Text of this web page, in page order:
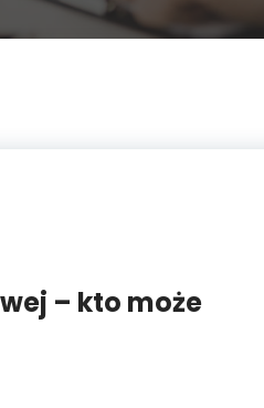
– kto może